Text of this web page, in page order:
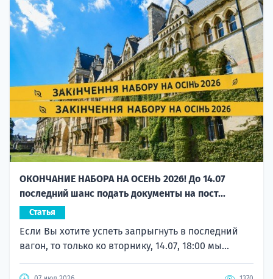
ОКОНЧАНИЕ НАБОРА НА ОСЕНЬ 2026! До 14.07
последний шанс подать документы на пост...
Статья
Если Вы хотите успеть запрыгнуть в последний
вагон, то только ко вторнику, 14.07, 18:00 мы...